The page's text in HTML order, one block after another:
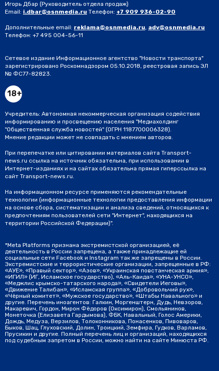
Игорь Дбар (Руководитель отдела продаж)
Email: i.dbar@osnmedia.ru Телефон: +7 909 936-02-90
Дополнительные email: reklama@osnmedia.ru, adv@osnmedia.ru
Телефон: +7 495 004-56-11
Сетевое издание Информационное агентство "Новости транспорта"
зарегистрировано Роскомнадзором 05.10.2018, реестровая запись ЭЛ
№ ФС77-82823.
18+
Учредитель: Автономная некоммерческая организация содействия
информированию и просвещению населения "Медиахолдинг
"Общественная служба новостей" (ОГРН 1187700006328).
Мнение редакции может не совпадать с мнением авторов.
При перепечатке или цитировании материалов сайта Transport-
news.ru ссылка на источник обязательна, при использовании в
Интернет-изданиях и на сайтах обязательна прямая гиперссылка на
сайт Transport-news.ru.
На информационном ресурсе применяются рекомендательные
технологии (информационные технологии предоставления информации
на основе сбора, систематизации и анализа сведений, относящихся к
предпочтениям пользователей сети "Интернет", находящихся на
территории Российской Федерации)".
*Meta Platforms признана экстремистской организацией, её
деятельность в России запрещена, а также принадлежащие ей
социальные сети Facebook и Instagram так же запрещены в России.
Экстремистские и террористические организации, запрещенные в РФ:
«АУЕ», «Правый сектор», «Азов», «Украинская повстанческая армия»,
«ИГИЛ» (ИГ, Исламское государство), «Аль-Каида», «УНА-УНСО»,
«Меджлис крымско-татарского народа», «Свидетели Иеговы»,
«Движение Талибан», «Исламская группа», «Добровольчий рух»,
«Чёрный комитет», «Мужское государство», «Штабы Навального» и
другие. Перечень иноагентов: Галкин, Моргенштерн, Дудь, Невзоров,
Макаревич, Гордон, Мирон Фёдоров (Оксимирон), Смольянинов,
Монеточка (Елизавета Гардымова), ФБК, Навальный, Голос Америки,
Дождь, Медуза, Верзилов, Толоконникова, Понасенков, Пивоваров,
Быков, Шац, Глуховский, Долин, Троицкий, Земфира, Гудков, Варламов,
Прусикин и другие. Полный перечень лиц и организаций, находящихся
под судебным запретом в России, можно найти на сайте Минюста РФ.